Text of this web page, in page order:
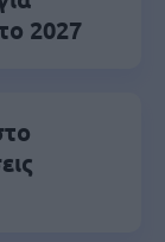
2027